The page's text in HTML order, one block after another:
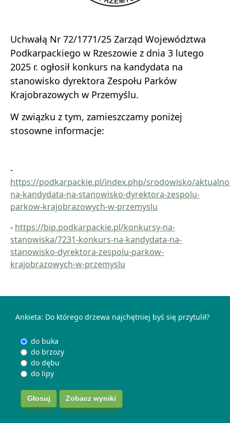
Uchwałą Nr 72/1771/25 Zarząd Województwa
Podkarpackiego w Rzeszowie z dnia 3 lutego
2025 r. ogłosił konkurs na kandydata na
stanowisko dyrektora Zespołu Parków
Krajobrazowych w Przemyślu.
W związku z tym, zamieszczamy poniżej
stosowne informacje:
-
https://podkarpackie.pl/index.php/srodowisko/
na-kandydata-na-stanowisko-dyrektora-zespolu-
parkow-krajobrazowych-w-przemyslu
- https://bip.podkarpackie.pl/konkursy-na-
stanowiska/7231-konkurs-na-kandydata-na-
stanowisko-dyrektora-zespolu-parkow-
krajobrazowych-w-przemyslu
Ankieta: Do którego drzewa najchętniej byś się przytulił?
do buka
do brzozy
do dębu
do lipy
Zobacz wyniki